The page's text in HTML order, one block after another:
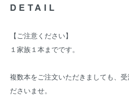
DETAIL
【ご注意ください】
１家族１本までです。
複数本をご注文いただきましても、
ださいませ。